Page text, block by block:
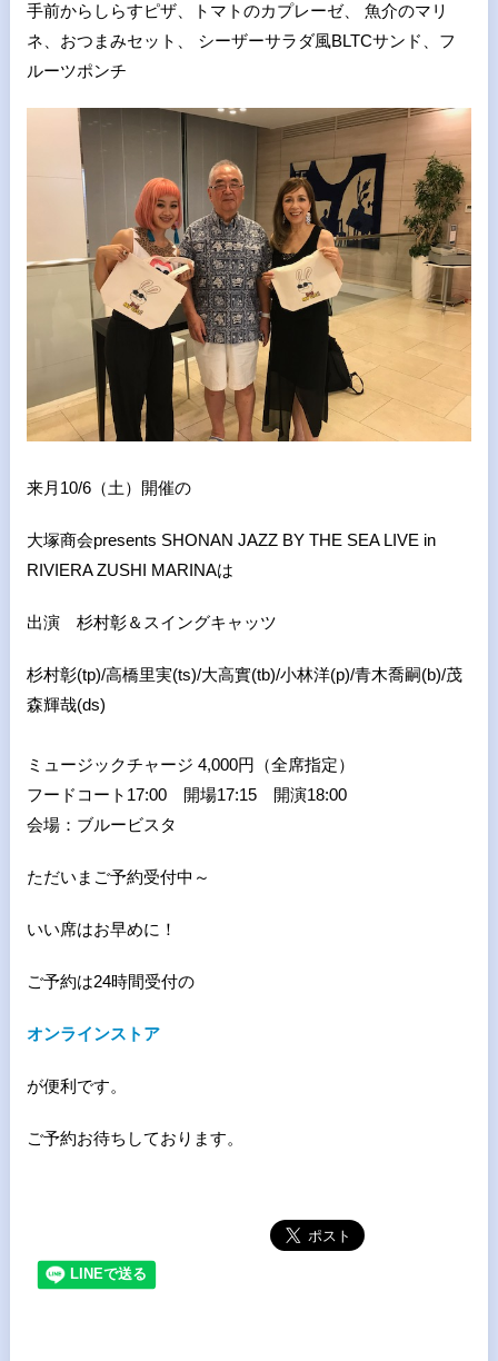
手前からしらすピザ、トマトのカプレーゼ、 魚介のマリ
ネ、おつまみセット、 シーザーサラダ風BLTCサンド、フ
ルーツポンチ
来月10/6（土）開催の
大塚商会presents SHONAN JAZZ BY THE SEA LIVE in
RIVIERA ZUSHI MARINAは
出演 杉村彰＆スイングキャッツ
杉村彰(tp)/高橋里実(ts)/大高實(tb)/小林洋(p)/青木喬嗣(b)/茂
森輝哉(ds)
ミュージックチャージ 4,000円（全席指定）
フードコート17:00 開場17:15 開演18:00
会場：ブルービスタ
ただいまご予約受付中～
いい席はお早めに！
ご予約は24時間受付の
オンラインストア
が便利です。
ご予約お待ちしております。